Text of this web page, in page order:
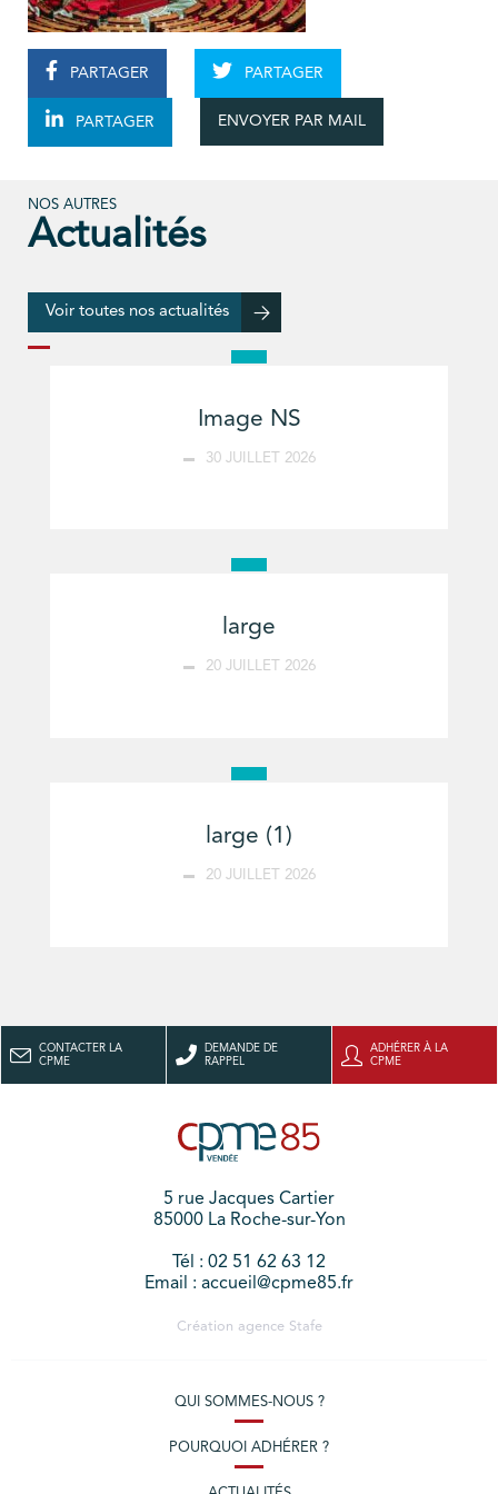
PARTAGER PARTAGER
PARTAGER ENVOYER PAR MAIL
NOS AUTRES
Actualités
Voir toutes nos actualités
Image NS
30 JUILLET 2026
large
20 JUILLET 2026
large (1)
20 JUILLET 2026
CONTACTER LA
CPME
DEMANDE DE
RAPPEL
ADHÉRER À LA
CPME
5 rue Jacques Cartier
85000 La Roche-sur-Yon
Tél : 02 51 62 63 12
Email : accueil@cpme85.fr
Création agence Stafe
QUI SOMMES-NOUS ?
POURQUOI ADHÉRER ?